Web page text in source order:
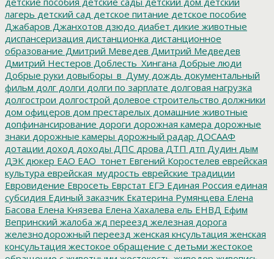
лагерь детский сад детское питание детское пособие
Джабаров Джанхотов дзюдо диабет дикие животные
диспансеризация дистанционка дистанционное
образование Дмитрий Меведев Дмитрий Медведев
Дмитрий Нестеров Доблесть_Хингана Добрые люди
Добрые руки довыборы_в_Думу дождь документальный
фильм долг долги долги по зарплате долговая нагрузка
долгострои долгострой долевое строительство должники
дом офицеров дом престарелых домашние животные
допфинансирование дороги дорожная камера дорожные
знаки дорожные камеры дорожный радар ДОСААФ
дотации доход доходы ДПС дрова ДТП дтп Дудин дым
ДЭК дюкер ЕАО ЕАО_тонет Евгений Коростелев еврейская
культура еврейская_мудрость еврейские традиции
Евровидение Евросеть Еврстат ЕГЭ Единая Россия единая
субсидия Единый заказчик Екатерина Румянцева Елена
Басова Елена Князева Елена Хахалева ель ЕНВД Ефим
Вепринский жалоба жд переезд железная дорога
железнодорожный переезд женская кнсультация женская
консультация жестокое обращение с детьми жестокое